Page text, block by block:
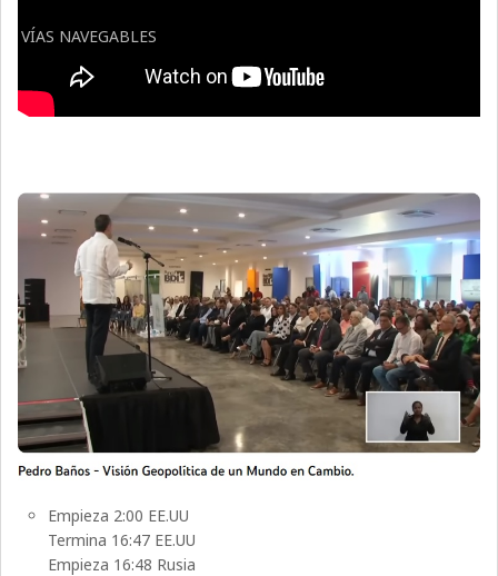
VÍAS NAVEGABLES
Empieza 2:00 EE.UU
Termina 16:47 EE.UU
Empieza 16:48 Rusia